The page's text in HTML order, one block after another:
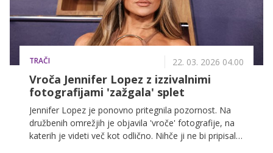
TRAČI 22. 03. 2026 04.00
Vroča Jennifer Lopez z izzivalnimi
fotografijami 'zažgala' splet
Jennifer Lopez je ponovno pritegnila pozornost. Na
družbenih omrežjih je objavila 'vroče' fotografije, na
katerih je videti več kot odlično. Nihče ji ne bi pripisal